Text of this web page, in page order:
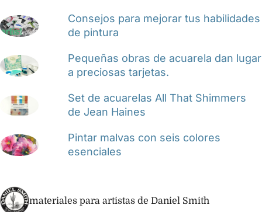
Consejos para mejorar tus habilidades
de pintura
Pequeñas obras de acuarela dan lugar
a preciosas tarjetas.
Set de acuarelas All That Shimmers
de Jean Haines
Pintar malvas con seis colores
esenciales
materiales para artistas de Daniel Smith